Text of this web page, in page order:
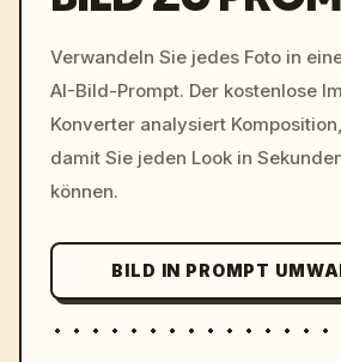
c,
Verwandeln Sie jedes Foto in
AI-Bild-Prompt. Der kostenlose
Konverter analysiert
damit Sie jeden Look in
können.
BILD IN PROMPT